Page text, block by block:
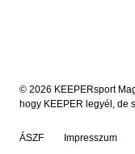
© 2026 KEEPERsport
hogy KEEPER legyél, de
ÁSZF Impresszum